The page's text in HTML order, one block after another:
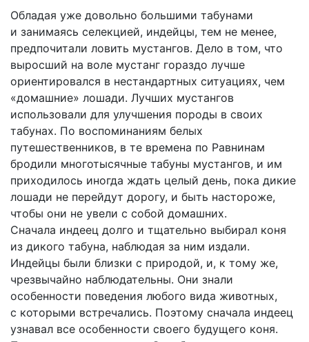
Обладая уже довольно большими табунами
и занимаясь селекцией, индейцы, тем не менее,
предпочитали ловить мустангов. Дело в том, что
выросший на воле мустанг гораздо лучше
ориентировался в нестандартных ситуациях, чем
«домашние» лошади. Лучших мустангов
использовали для улучшения породы в своих
табунах. По воспоминаниям белых
путешественников, в те времена по Равнинам
бродили многотысячные табуны мустангов, и им
приходилось иногда ждать целый день, пока дикие
лошади не перейдут дорогу, и быть настороже,
чтобы они не увели с собой домашних.
Сначала индеец долго и тщательно выбирал коня
из дикого табуна, наблюдая за ним издали.
Индейцы были близки с природой, и, к тому же,
чрезвычайно наблюдательны. Они знали
особенности поведения любого вида животных,
с которыми встречались. Поэтому сначала индеец
узнавал все особенности своего будущего коня.